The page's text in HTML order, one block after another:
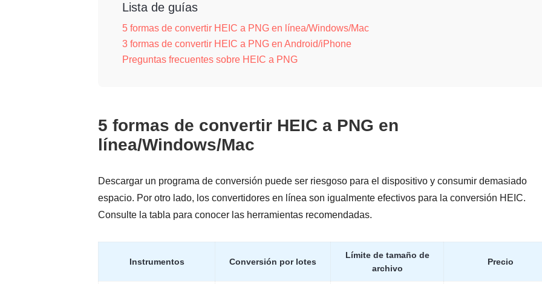
Lista de guías
5 formas de convertir HEIC a PNG en línea/Windows/Mac
3 formas de convertir HEIC a PNG en Android/iPhone
Preguntas frecuentes sobre HEIC a PNG
5 formas de convertir HEIC a PNG en
línea/Windows/Mac
Descargar un programa de conversión puede ser riesgoso para el dispositivo y consumir demasiado
espacio. Por otro lado, los convertidores en línea son igualmente efectivos para la conversión HEIC.
Consulte la tabla para conocer las herramientas recomendadas.
Instrumentos Conversión por lotes
Límite de tamaño de
archivo
Precio